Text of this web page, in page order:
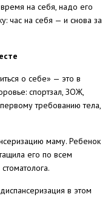
на себя, надо его
час на себя — и снова за
о себе» — это в
спортзал, ЗОЖ,
требованию тела,
маму. Ребенок
его по всем
в этом